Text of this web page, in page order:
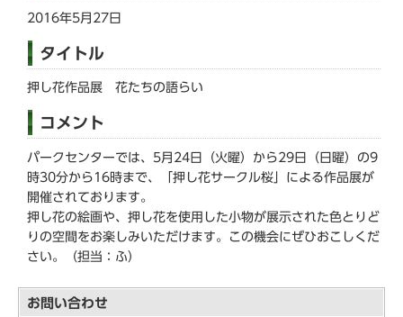
2016年5月27日
タイトル
押し花作品展 花たちの語らい
コメント
パークセンターでは、5月24日（火曜）から29日（日曜）の9
時30分から16時まで、「押し花サークル桜」による作品展が
開催されております。
押し花の絵画や、押し花を使用した小物が展示された色とりど
りの空間をお楽しみいただけます。この機会にぜひおこしくだ
さい。（担当：ふ）
お問い合わせ